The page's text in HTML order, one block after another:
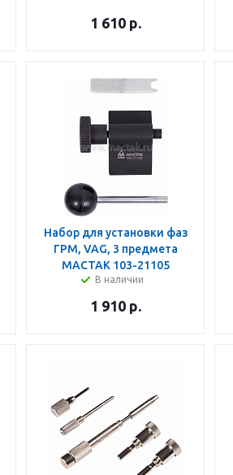
1 610 р.
Набор для установки фаз
ГРМ, VAG, 3 предмета
МАСТАК 103-21105
В наличии
1 910 р.